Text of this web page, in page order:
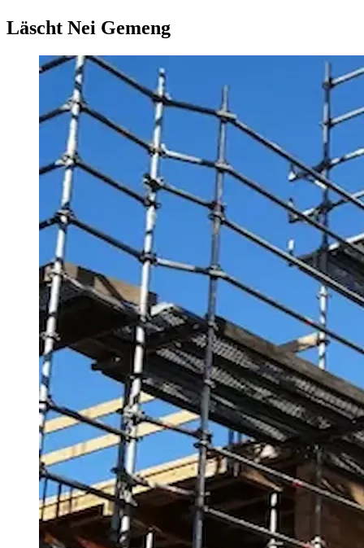
Läscht Nei Gemeng